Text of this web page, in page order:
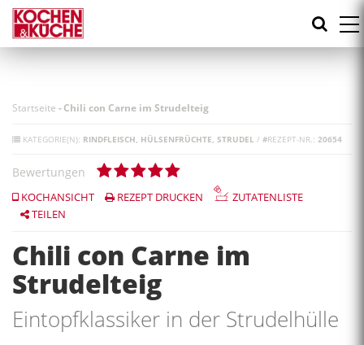
Direkt
zum
Inhalt
Startseite -Chili con Carne im Strudelteig
KATEGORIE(N): RINDFLEISCH HÜLSENFRÜCHTE STRUDEL / #REZEPT-NR.: 20654
Bewertungen
KOCHANSICHT REZEPT DRUCKEN
ZUTATENLISTE
TEILEN
Chili con Carne im
Strudelteig
Eintopfklassiker in der Strudelhülle